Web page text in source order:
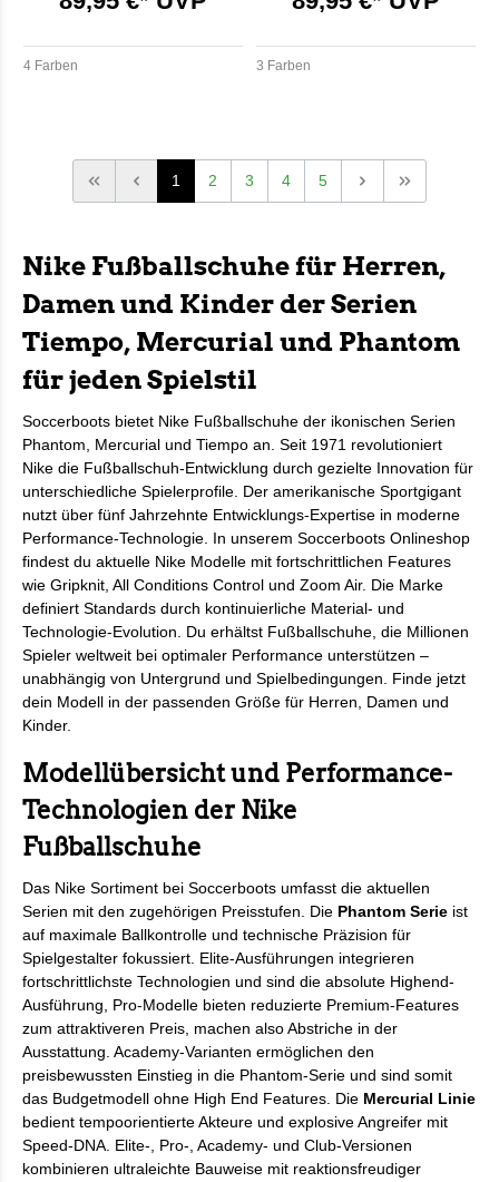
4 Farben 3 Farben
1 2 3 4 5
Nike Fußballschuhe für Herren,
Damen und Kinder der Serien
Tiempo, Mercurial und Phantom
für jeden Spielstil
Soccerboots bietet Nike Fußballschuhe der ikonischen Serien
Phantom, Mercurial und Tiempo an. Seit 1971 revolutioniert
Nike die Fußballschuh-Entwicklung durch gezielte Innovation für
unterschiedliche Spielerprofile. Der amerikanische Sportgigant
nutzt über fünf Jahrzehnte Entwicklungs-Expertise in moderne
Performance-Technologie. In unserem Soccerboots Onlineshop
findest du aktuelle Nike Modelle mit fortschrittlichen Features
wie Gripknit, All Conditions Control und Zoom Air. Die Marke
definiert Standards durch kontinuierliche Material- und
Technologie-Evolution. Du erhältst Fußballschuhe, die Millionen
Spieler weltweit bei optimaler Performance unterstützen –
unabhängig von Untergrund und Spielbedingungen. Finde jetzt
dein Modell in der passenden Größe für Herren, Damen und
Kinder.
Modellübersicht und Performance-
Technologien der Nike
Fußballschuhe
Das Nike Sortiment bei Soccerboots umfasst die aktuellen
Serien mit den zugehörigen Preisstufen. Die Phantom Serie ist
auf maximale Ballkontrolle und technische Präzision für
Spielgestalter fokussiert. Elite-Ausführungen integrieren
fortschrittlichste Technologien und sind die absolute Highend-
Ausführung, Pro-Modelle bieten reduzierte Premium-Features
zum attraktiveren Preis, machen also Abstriche in der
Ausstattung. Academy-Varianten ermöglichen den
preisbewussten Einstieg in die Phantom-Serie und sind somit
das Budgetmodell ohne High End Features. Die Mercurial Linie
bedient tempoorientierte Akteure und explosive Angreifer mit
Speed-DNA. Elite-, Pro-, Academy- und Club-Versionen
kombinieren ultraleichte Bauweise mit reaktionsfreudiger